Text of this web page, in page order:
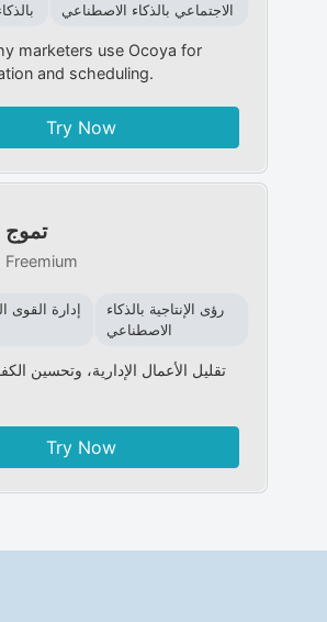
الاجتماعي بالذكاء الاصطناعي
marketers use Ocoya for
and scheduling.
Try Now
تموج
Freemium
إدارة القوى
رؤى الإنتاجية بالذكاء
الاصطناعي
تقليل الأعمال الإدارية، وتحسين
Try Now